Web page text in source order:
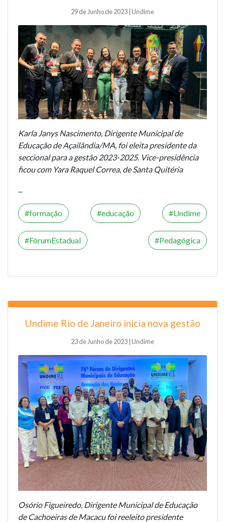
29 de Junho de 2023 | Undime
Karla Janys Nascimento, Dirigente Municipal de
Educação de Açailândia/MA, foi eleita presidente da
seccional para a gestão 2023-2025. Vice-presidência
ficou com Yara Raquel Correa, de Santa Quitéria
...
formação educação Undime
FórumEstadual Pedagógica
Undime Rio de Janeiro inicia nova gestão
23 de Junho de 2023 | Undime
Osório Figueiredo, Dirigente Municipal de Educação
de Cachoeiras de Macacu foi reeleito presidente